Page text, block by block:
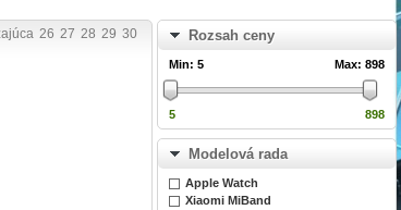
26 27 28 29 30 Rozsah ceny
Min: 5 Max: 898
5 898
Modelová rada
Apple Watch
Xiaomi MiBand